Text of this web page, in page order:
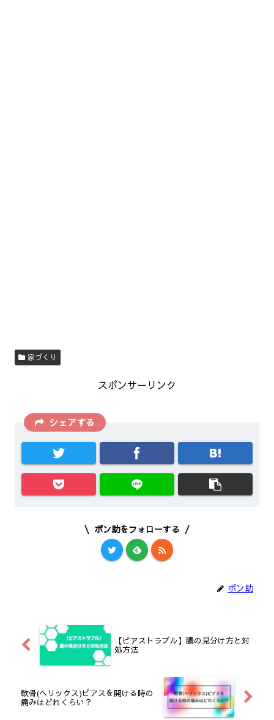
家づくり
スポンサーリンク
シェアする
ポン助をフォローする
ポン助
【ピアストラブル】膿の見分け方と対
処方法
軟骨(ヘリックス)ピアスを開ける時の
痛みはどれくらい？